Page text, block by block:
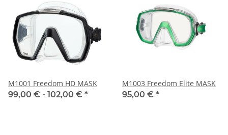
M1001 Freedom HD MASK
99,00 € - 102,00 € *
M1003 Freedom Elite MASK
95,00 € *